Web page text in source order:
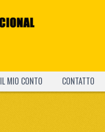
IL MIO CONTO CONTATTO